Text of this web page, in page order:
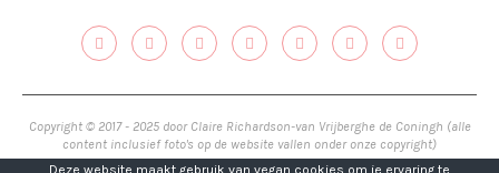
Copyright © 2017 - 2025 door Claire Richardson-van Vrijberghe de Coningh (alle
content inclusief foto's op de website vallen onder onze copyright)
Deze website maakt gebruik van vegan cookies om je ervaring te